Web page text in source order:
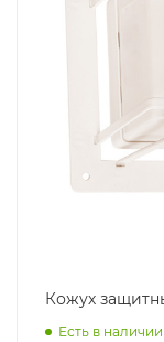
Кожух
Есть в наличии